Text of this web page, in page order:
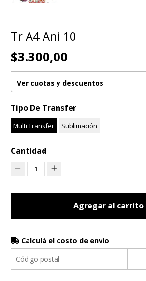
Tr A4 Ani 10
$3.300,00
Ver cuotas y descuentos
Tipo De Transfer
Multi Transfer Sublimación
Cantidad
1
Agregar al carrito
Calculá el costo de envío